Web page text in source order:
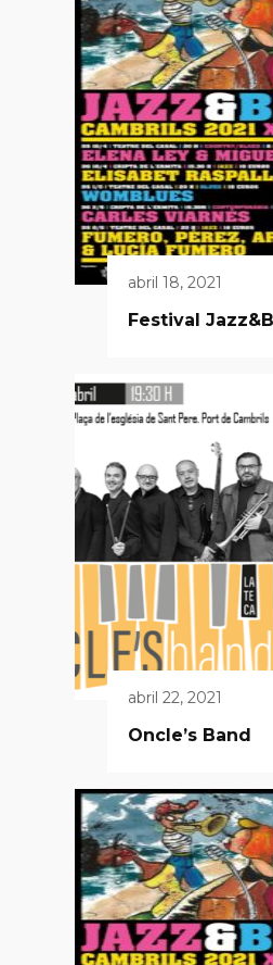
abril 18, 2021
Festival
abril 22, 2021
Oncle’s Band